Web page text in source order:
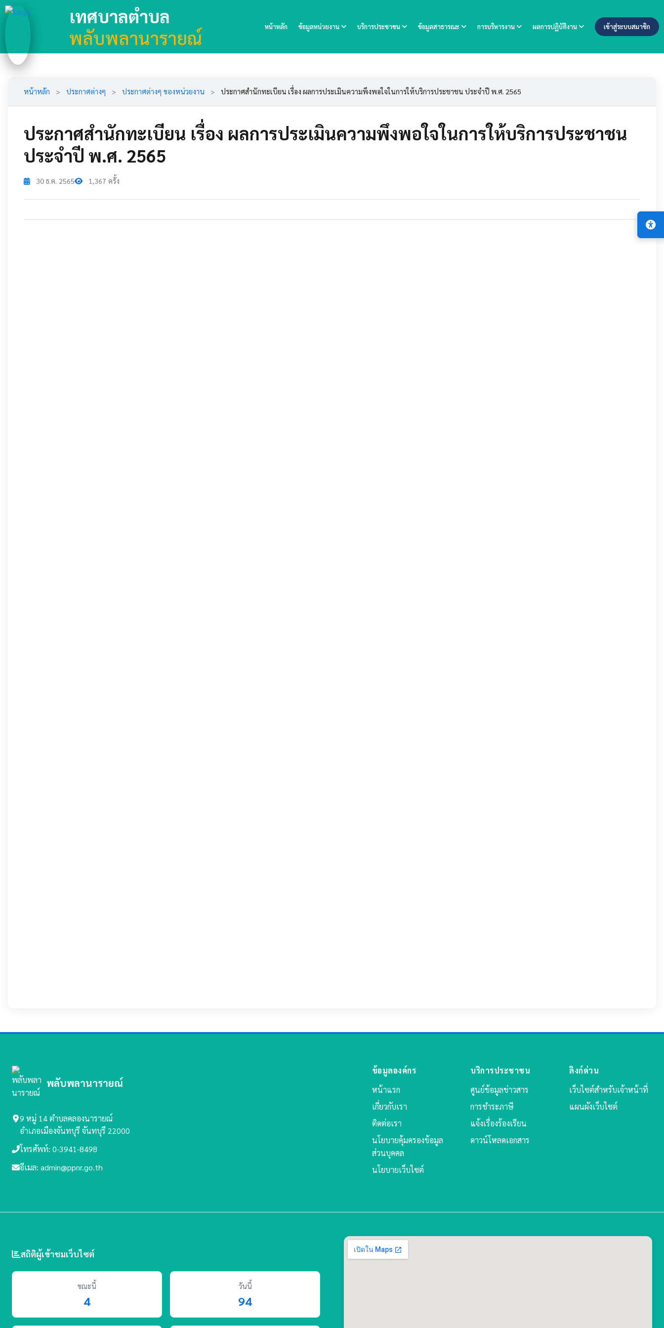
เทศบาลตำบล
พลับพลานารายณ์
หน้าหลัก ข้อมูลหน่วยงาน บริการประชาชน ข้อมูลสาธารณะ การบริหารงาน ผลการปฏิบัติงาน เข้าสู่ระบบสมาชิก
หน้าหลัก > ประกาศต่างๆ > ประกาศต่างๆ ของหน่วยงาน > ประกาศสำนักทะเบียน เรื่อง ผลการประเมินความพึงพอใจในการให้บริการประชาชน ประจำปี พ.ศ. 2565
ประกาศสำนักทะเบียน เรื่อง ผลการประเมินความพึงพอใจในการให้บริการประชาชน
ประจำปี พ.ศ. 2565
30 ธ.ค. 2565 1,367 ครั้ง
พลับพลานารายณ์
9 หมู่ 14 ตำบลคลองนารายณ์
อำเภอเมืองจันทบุรี จันทบุรี 22000
โทรศัพท์: 0-3941-8498
อีเมล: admin@ppnr.go.th
ข้อมูลองค์กร
หน้าแรก
เกี่ยวกับเรา
ติดต่อเรา
นโยบายคุ้มครองข้อมูล
ส่วนบุคคล
นโยบายเว็บไซต์
บริการประชาชน
ศูนย์ข้อมูลข่าวสาร
การชำระภาษี
แจ้งเรื่องร้องเรียน
ดาวน์โหลดเอกสาร
ลิงก์ด่วน
เว็บไซต์สำหรับเจ้าหน้าที่
แผนผังเว็บไซต์
สถิติผู้เข้าชมเว็บไซต์
ขณะนี้
4
วันนี้
94